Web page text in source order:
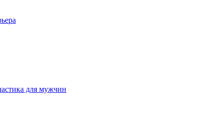
для мужчин